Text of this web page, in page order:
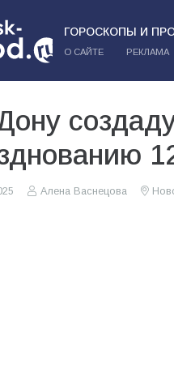
ГОРОСКОПЫ И
О САЙТЕ РЕКЛАМА
Алена Васнецова